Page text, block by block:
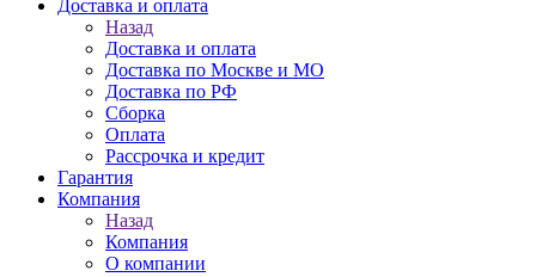
Доставка и оплата
Назад
Доставка и оплата
Доставка по Москве и МО
Доставка по РФ
Сборка
Оплата
Рассрочка и кредит
Гарантия
Компания
Назад
Компания
О компании